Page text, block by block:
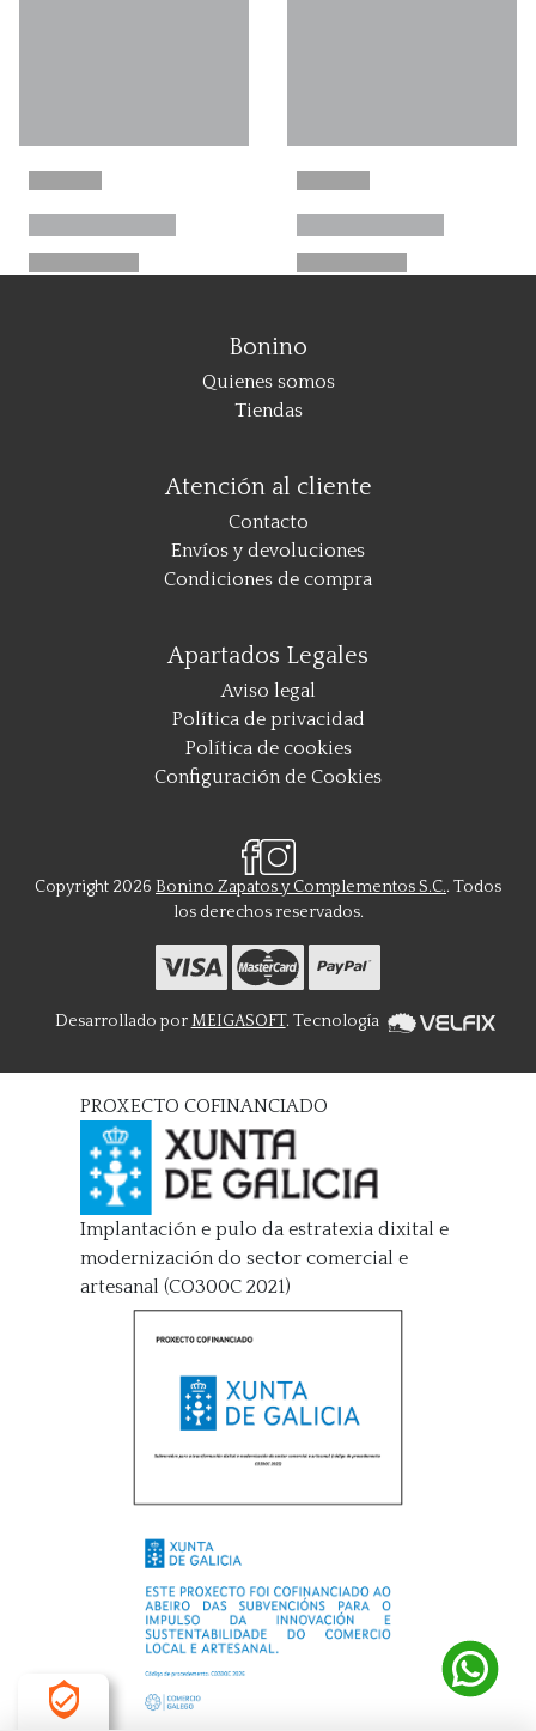
Bonino
Quienes somos
Tiendas
Atención al cliente
Contacto
Envíos y devoluciones
Condiciones de compra
Apartados Legales
Aviso legal
Política de privacidad
Política de cookies
Configuración de Cookies
Copyright 2026 Bonino Zapatos y Complementos S.C.. Todos
los derechos reservados.
Desarrollado porMEIGASOFT. Tecnología
PROXECTO COFINANCIADO
Implantación e pulo da estratexia dixital e
modernización do sector comercial e
artesanal (CO300C 2021)